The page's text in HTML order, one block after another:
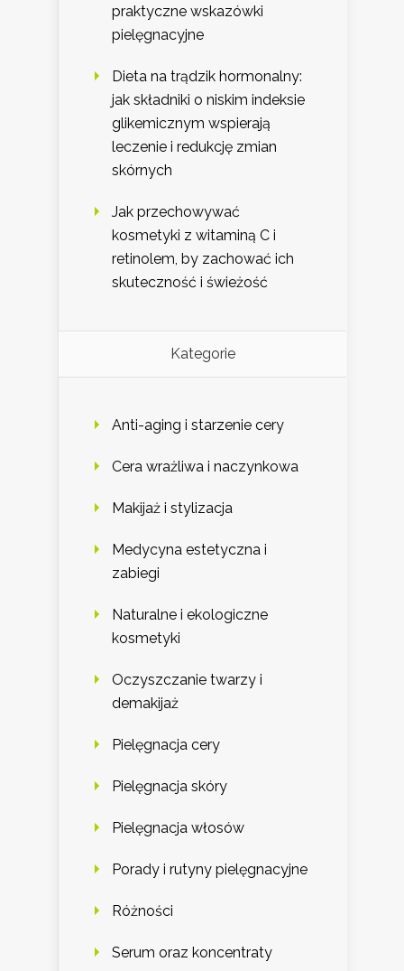
praktyczne wskazówki
pielęgnacyjne
Dieta na trądzik hormonalny:
jak składniki o niskim indeksie
glikemicznym wspierają
leczenie i redukcję zmian
skórnych
Jak przechowywać
kosmetyki z witaminą C i
retinolem, by zachować ich
skuteczność i świeżość
Kategorie
Anti-aging i starzenie cery
Cera wrażliwa i naczynkowa
Makijaż i stylizacja
Medycyna estetyczna i
zabiegi
Naturalne i ekologiczne
kosmetyki
Oczyszczanie twarzy i
demakijaż
Pielęgnacja cery
Pielęgnacja skóry
Pielęgnacja włosów
Porady i rutyny pielęgnacyjne
Różności
Serum oraz koncentraty